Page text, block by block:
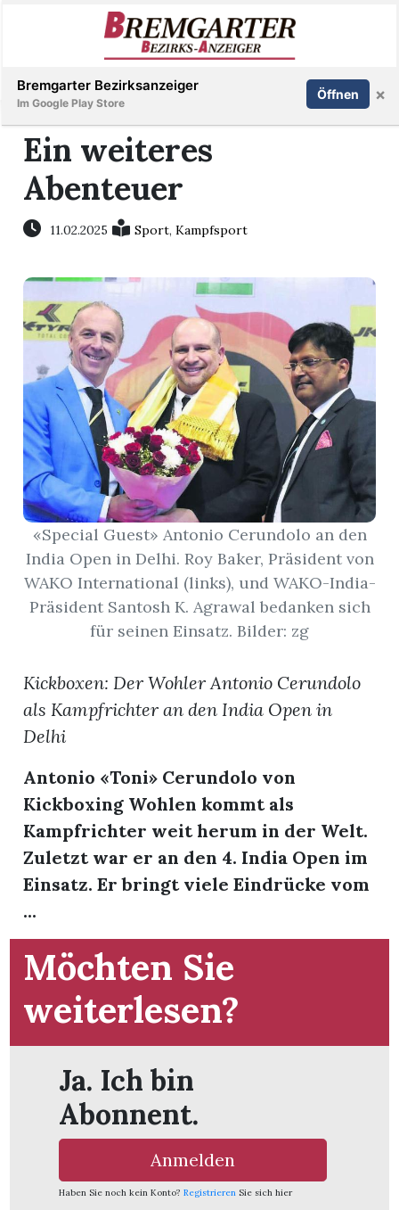
Immobilien
Veranstaltungen
Stellen
E-
Newsletter
App
Bremgarten
Inserieren Abonnieren Anmelden
Ein weiteres
Abenteuer
11.02.2025 Sport,Kampfsport
«Special Guest» Antonio Cerundolo an den
India Open in Delhi. Roy Baker, Präsident von
WAKO International (links), und WAKO-India-
Präsident Santosh K. Agrawal bedanken sich
für seinen Einsatz. Bilder: zg
Kickboxen: Der Wohler Antonio Cerundolo
als Kampfrichter an den India Open in
Delhi
Antonio «Toni» Cerundolo von
Kickboxing Wohlen kommt als
Kampfrichter weit herum in der Welt.
Zuletzt war er an den 4. India Open im
Einsatz. Er bringt viele Eindrücke vom
...
Möchten Sie
weiterlesen?
Ja. Ich bin
Abonnent.
Anmelden
Haben Sie noch kein Konto? Registrieren Sie sich hier
Bremgarter Bezirksanzeiger
Im Google Play Store
Öffnen ×